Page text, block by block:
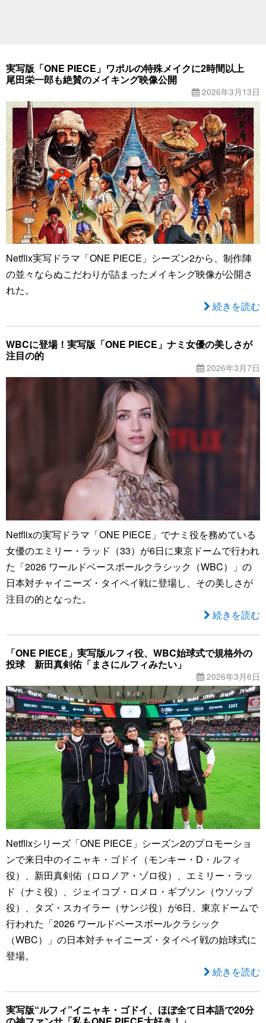
実写版「ONE PIECE」ワポルの特殊メイクに2時間以上
尾田栄一郎も絶賛のメイキング映像公開
2026年3月13日
Netflix実写ドラマ「ONE PIECE」シーズン2から、制作陣
の並々ならぬこだわりが詰まったメイキング映像が公開さ
れた。
続きを読む
WBCに登場！実写版「ONE PIECE」ナミ女優の美しさが
注目の的
2026年3月7日
Netflixの実写ドラマ「ONE PIECE」でナミ役を務めている
女優のエミリー・ラッド（33）が6日に東京ドームで行われ
た「2026 ワールドベースボールクラシック（WBC）」の
日本対チャイニーズ・タイペイ戦に登場し、その美しさが
注目の的となった。
続きを読む
「ONE PIECE」実写版ルフィ役、WBC始球式で規格外の
投球 新田真剣佑「まさにルフィみたい」
2026年3月6日
Netflixシリーズ「ONE PIECE」シーズン2のプロモーショ
ンで来日中のイニャキ・ゴドイ（モンキー・D・ルフィ
役）、新田真剣佑（ロロノア・ゾロ役）、エミリー・ラッ
ド（ナミ役）、ジェイコブ・ロメロ・ギブソン（ウソップ
役）、タズ・スカイラー（サンジ役）が6日、東京ドームで
行われた「2026 ワールドベースボールクラシック
（WBC）」の日本対チャイニーズ・タイペイ戦の始球式に
登場。
続きを読む
実写版“ルフィ”イニャキ・ゴドイ、ほぼ全て日本語で20分